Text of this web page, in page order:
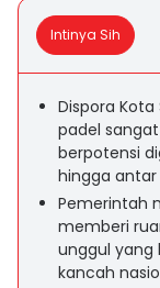
Intinya Sih
Dispora
padel
berpotensi
hingga antar
Pemerintah
memberi
unggul yang
kancah